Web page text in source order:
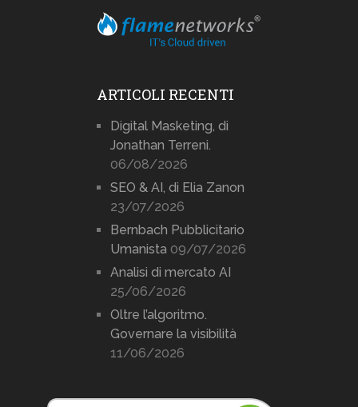
ARTICOLI RECENTI
Digital Masketing, di
Jonathan Terreni.
06/08/2026
SEO & AI, di Elia Zanon
23/07/2026
Bernbach Pubblicitario
Umanista 09/07/2026
Analisi di mercato AI
25/06/2026
Oltre l’algoritmo.
Governare la visibilità
11/06/2026